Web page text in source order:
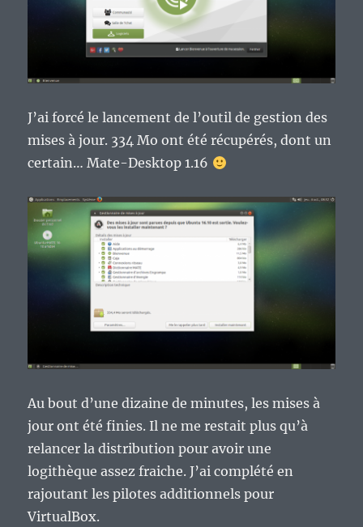
J’ai forcé le lancement de l’outil de gestion des
mises à jour. 334 Mo ont été récupérés, dont un
certain… Mate-Desktop 1.16
Au bout d’une dizaine de minutes, les mises à
jour ont été finies. Il ne me restait plus qu’à
relancer la distribution pour avoir une
logithèque assez fraiche. J’ai complété en
rajoutant les pilotes additionnels pour
VirtualBox.